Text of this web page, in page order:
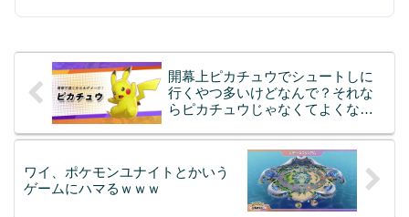
開幕上ピカチュウでシュートしに
行くやつ多いけどなんで？それな
らピカチュウじゃなくてよくな
ワイ、ポケモンユナイトとかいう
ゲームにハマるｗｗｗ